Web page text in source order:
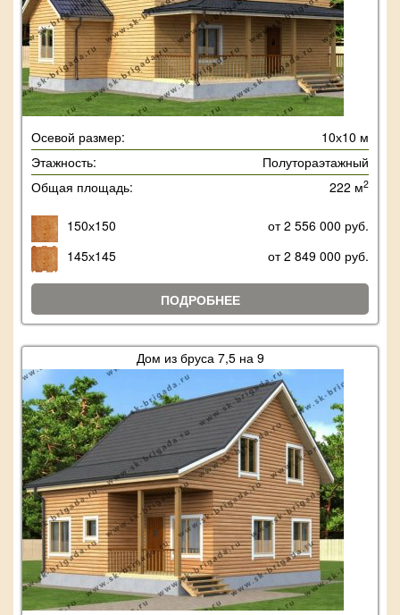
Осевой размер:
10х10 м
Этажность:
Полутораэтажный
Общая площадь:
222 м2
150х150
от 2 556 000 руб.
145х145
от 2 849 000 руб.
ПОДРОБНЕЕ
Дом из бруса 7,5 на 9